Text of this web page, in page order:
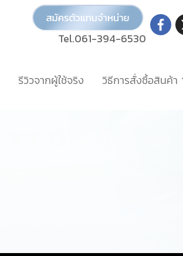
Tel.061-394-6530
รีวิวจากผู้ใช้จริง วิธีการสั่งซื้อสินค้า